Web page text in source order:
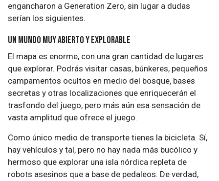
engancharon a Generation Zero, sin lugar a dudas
serían los siguientes.
Un mundo muy abierto y explorable
El mapa es enorme, con una gran cantidad de lugares
que explorar. Podrás visitar casas, búnkeres, pequeños
campamentos ocultos en medio del bosque, bases
secretas y otras localizaciones que enriquecerán el
trasfondo del juego, pero más aún esa sensación de
vasta amplitud que ofrece el juego.
Como único medio de transporte tienes la bicicleta. Sí,
hay vehículos y tal, pero no hay nada más bucólico y
hermoso que explorar una isla nórdica repleta de
robots asesinos que a base de pedaleos. De verdad,